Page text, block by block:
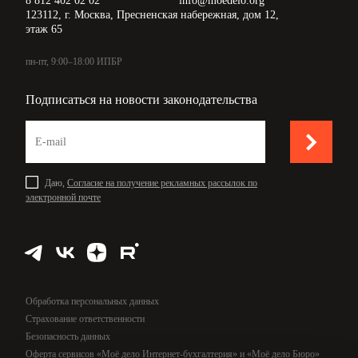
123112, г. Москва, Пресненская набережная, дом 12,
этаж 65
пн-пт, 9:00–18:00 ИПБР
Подписаться на новости законодательства
Даю, Согласие на получение рекламных рассылок по
электронной почте
Обработка персональных данных
Страхование ответственности
Безопасность данных
Оферта сервисов «Моё дело Интернет-бухгалтерия» и «Моё дело Бюро»